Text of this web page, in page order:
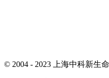
© 2004 - 2023 上海中科新生